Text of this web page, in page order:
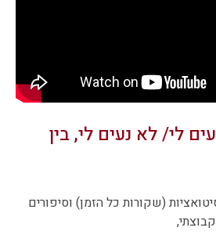
לי/ לא נעים לי, בין
(שקורות כל הזמן) וסיפורים